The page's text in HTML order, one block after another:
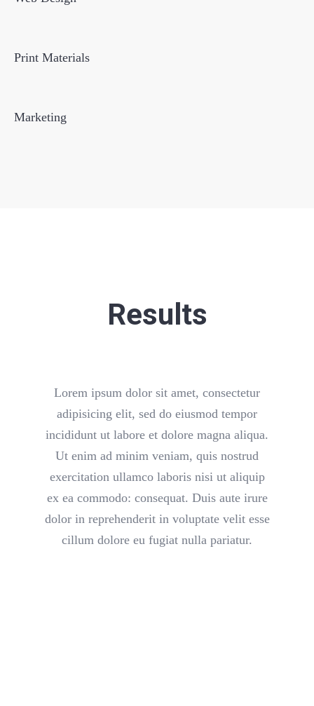
Print Materials
Marketing
Results
Lorem ipsum dolor sit amet, consectetur
adipisicing elit, sed do eiusmod tempor
incididunt ut labore et dolore magna aliqua.
Ut enim ad minim veniam, quis nostrud
exercitation ullamco laboris nisi ut aliquip
ex ea commodo: consequat. Duis aute irure
dolor in reprehenderit in voluptate velit esse
cillum dolore eu fugiat nulla pariatur.